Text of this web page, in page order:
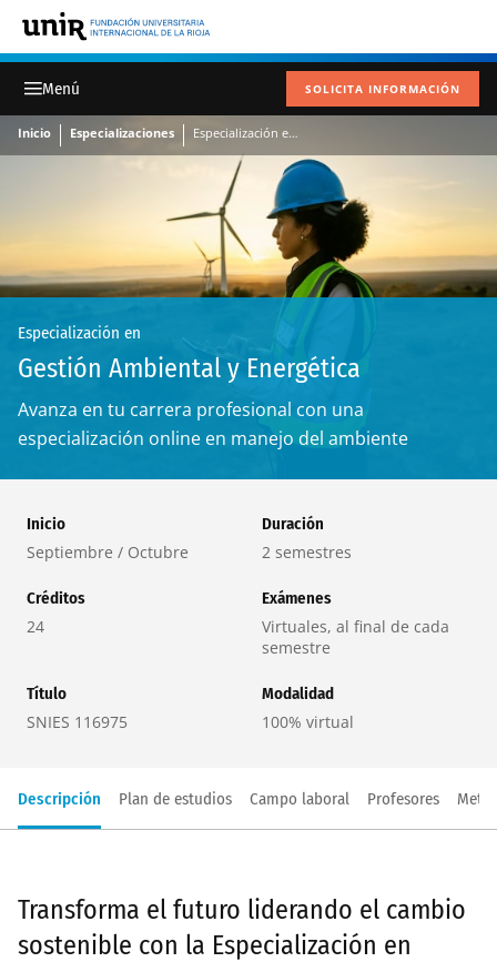
SOLICITA INFORMACIÓN
Inicio Especializaciones Especialización en Gestión Ambiental y Energética
Especialización en
Gestión Ambiental y Energética
Avanza en tu carrera profesional con una
especialización online en manejo del ambiente
Inicio
Septiembre / Octubre
Duración
2 semestres
Créditos
24
Exámenes
Virtuales, al final de cada
semestre
Título
SNIES 116975
Modalidad
100% virtual
Descripción Plan de estudios Campo laboral Profesores
Transforma el futuro liderando el cambio
sostenible con la Especialización en